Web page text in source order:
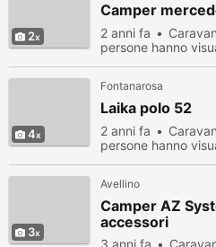
2
Camper
2 anni fa
persone hanno
4
Fontanarosa
Laika polo 52
2 anni fa
persone hanno
3
Avellino
Camper AZ
accessori
3 anni fa